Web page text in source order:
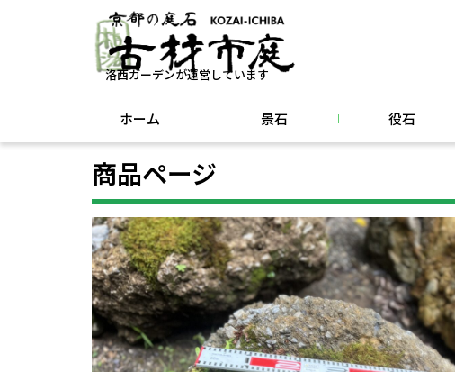
洛西ガーデンが運営しています
ホーム 景石 役石
商品ページ